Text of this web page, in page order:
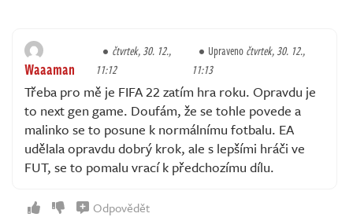
Waaaman
čtvrtek, 30. 12.,
11:12
Upravenočtvrtek, 30. 12.,
11:13
Třeba pro mě je FIFA 22 zatím hra roku. Opravdu je
to next gen game. Doufám, že se tohle povede a
malinko se to posune k normálnímu fotbalu. EA
udělala opravdu dobrý krok, ale s lepšími hráči ve
FUT, se to pomalu vrací k předchozímu dílu.
Odpovědět